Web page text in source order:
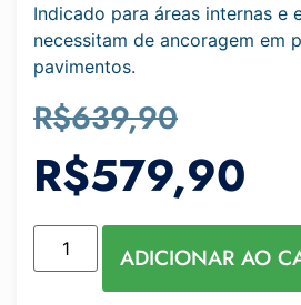
Indicado para áreas internas e
necessitam de ancoragem em
pavimentos.
R$639,90
R$579,90
ADICIONAR AO